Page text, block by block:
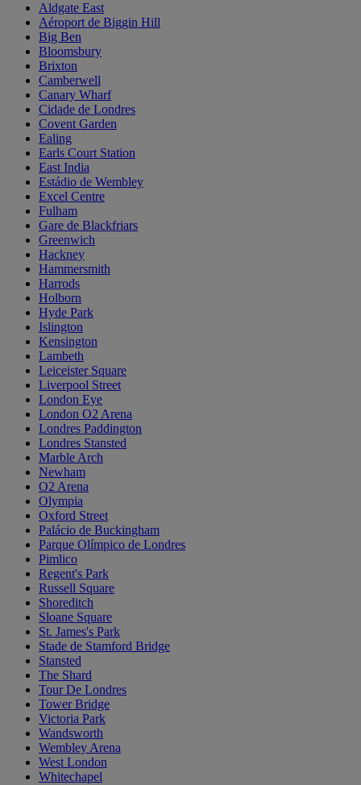
Aldgate East
Aéroport de Biggin Hill
Big Ben
Bloomsbury
Brixton
Camberwell
Canary Wharf
Cidade de Londres
Covent Garden
Ealing
Earls Court Station
East India
Estádio de Wembley
Excel Centre
Fulham
Gare de Blackfriars
Greenwich
Hackney
Hammersmith
Harrods
Holborn
Hyde Park
Islington
Kensington
Lambeth
Leiceister Square
Liverpool Street
London Eye
London O2 Arena
Londres Paddington
Londres Stansted
Marble Arch
Newham
O2 Arena
Olympia
Oxford Street
Palácio de Buckingham
Parque Olímpico de Londres
Pimlico
Regent's Park
Russell Square
Shoreditch
Sloane Square
St. James's Park
Stade de Stamford Bridge
Stansted
The Shard
Tour De Londres
Tower Bridge
Victoria Park
Wandsworth
Wembley Arena
West London
Whitechapel